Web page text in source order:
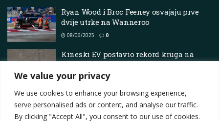
We value your privacy
We use cookies to enhance your browsing experience,
serve personalised ads or content, and analyse our traffic.
By clicking "Accept All", you consent to our use of cookies.
Ryan Wood i Broc Feeney osvajaju prve
dvije utrke na Wanneroo
08/06/2025 0
Kineski EV postavio rekord kruga na
svjetski poznatoj Nurburgring trkaćoj
stazi